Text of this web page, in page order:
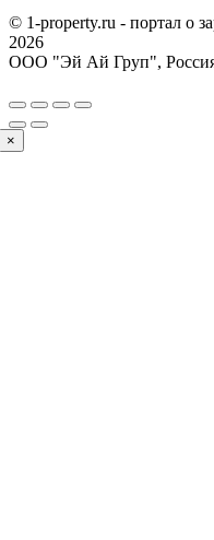
© 1-property.ru - портал о
2026
ООО "Эй Ай Груп",
×